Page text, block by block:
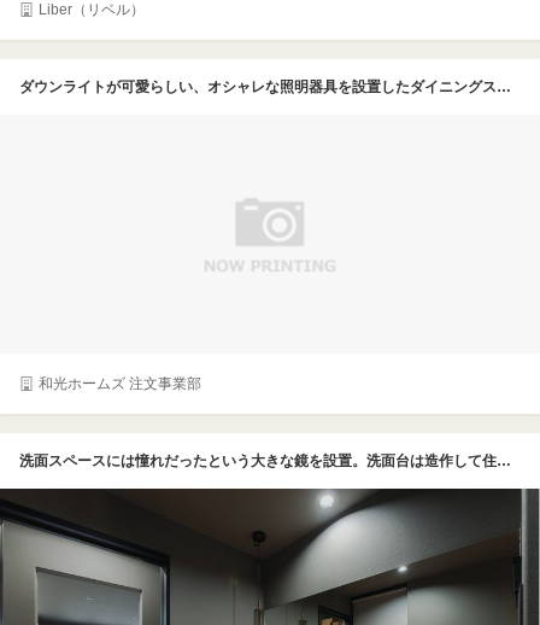
Liber（リベル）
ダウンライトが可愛らしい、オシャレな照明器具を設置したダイニングスペース
和光ホームズ 注文事業部
洗面スペースには憧れだったという大きな鏡を設置。洗面台は造作して住まいの雰囲気に合わせたデザインに仕上げた。ペンダントライトとダウンライトの組み合わせがオシャレだ